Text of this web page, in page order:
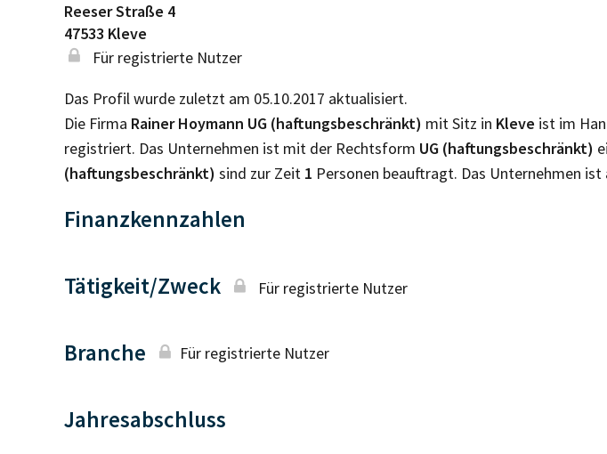
Reeser Straße 4
47533 Kleve
Für registrierte Nutzer
Das Profil wurde zuletzt am 05.10.2017 aktualisiert.
Die Firma Rainer Hoymann UG (haftungsbeschränkt) mit Sitz in Kleve ist im
registriert. Das Unternehmen ist mit der Rechtsform UG (haftungsbeschränkt)
(haftungsbeschränkt) sind zur Zeit 1 Personen beauftragt. Das Unternehmen ist
Finanzkennzahlen
Tätigkeit/Zweck Für registrierte Nutzer
Branche Für registrierte Nutzer
Jahresabschluss